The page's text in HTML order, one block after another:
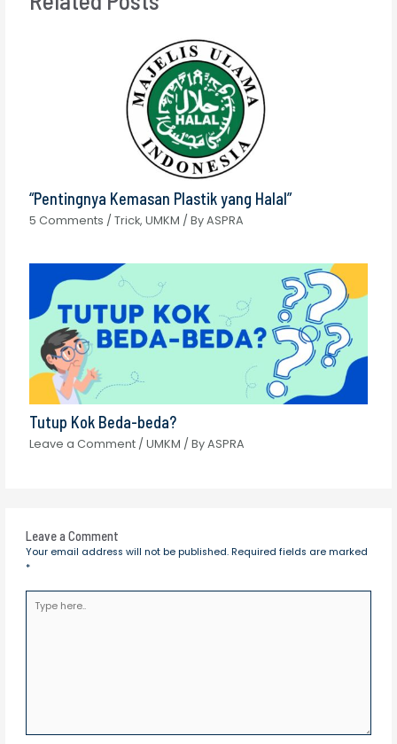
“Pentingnya Kemasan Plastik yang Halal”
5 Comments /Trick,UMKM / ByASPRA
Tutup Kok Beda-beda?
Leave a Comment /UMKM / ByASPRA
Leave a Comment
Your email address will not be published. Required fields are marked
*
here..